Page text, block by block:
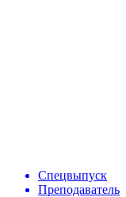
Спецвыпуск
Преподаватель